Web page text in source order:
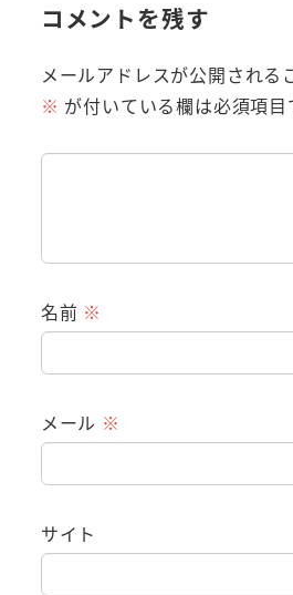
コメントを残す
メールアドレスが公開される
※ が付いている欄は必須項目
名前 ※
メール ※
サイト